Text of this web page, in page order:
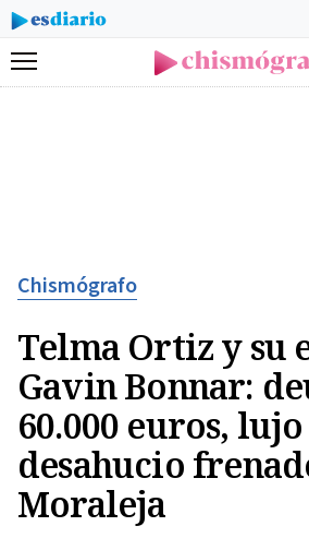
Menú
Chismógrafo
Telma Ortiz y su
Gavin Bonnar:
60.000 euros,
desahucio
Moraleja